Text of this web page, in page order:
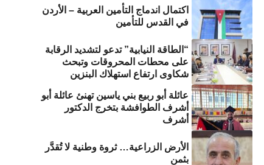
اكتمال اندماج التأمين العربية – الأردن
في القدس للتأمين
“الطاقة النيابية” تدعو لتشديد الرقابة
على محطات المحروقات وتبحث
شكاوى ارتفاع استهلاك البنزين
عائلة أبو ربيع بني ياسين تهنئ عائلة أبو
أشرف الطوافشة بتخرج الدكتور
أشرف
الأرض الزراعية… ثروة وطنية لا تُقدَّر
بثمن